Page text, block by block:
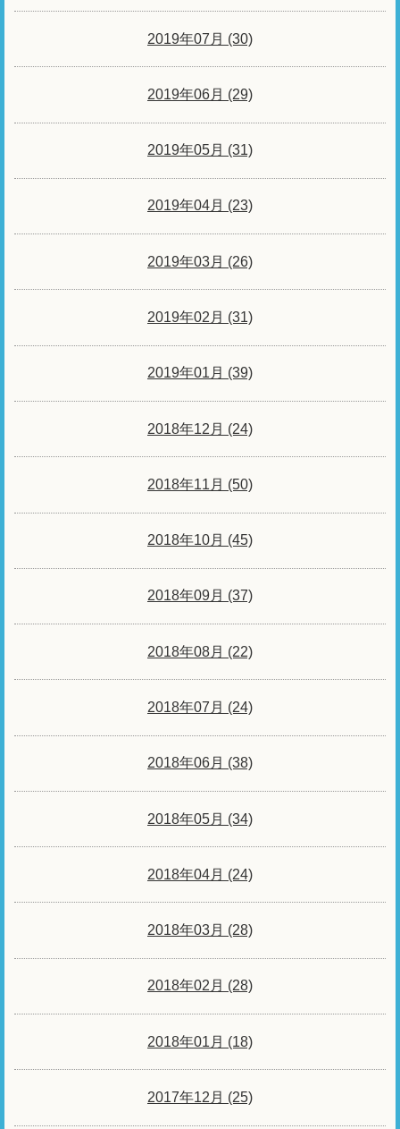
2019年07月 (30)
2019年06月 (29)
2019年05月 (31)
2019年04月 (23)
2019年03月 (26)
2019年02月 (31)
2019年01月 (39)
2018年12月 (24)
2018年11月 (50)
2018年10月 (45)
2018年09月 (37)
2018年08月 (22)
2018年07月 (24)
2018年06月 (38)
2018年05月 (34)
2018年04月 (24)
2018年03月 (28)
2018年02月 (28)
2018年01月 (18)
2017年12月 (25)